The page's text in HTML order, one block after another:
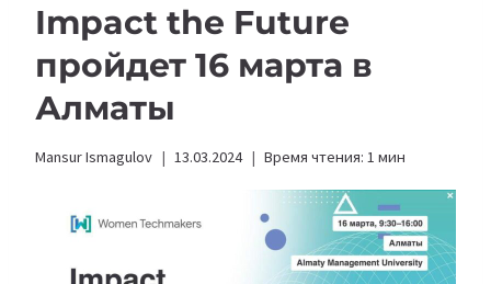
Impact the Future
пройдет 16 марта в
Алматы
Mansur Ismagulov 13.03.2024 Время чтения: 1 мин